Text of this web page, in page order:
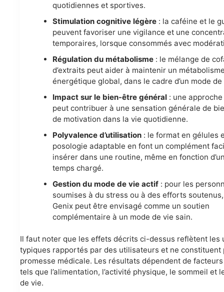
quotidiennes et sportives.
Stimulation cognitive légère : la caféine et le
peuvent favoriser une vigilance et une
temporaires, lorsque consommés avec
Régulation du métabolisme : le mélange de
d’extraits peut aider à maintenir un
énergétique global, dans le cadre d’un mode
Impact sur le bien-être général : une
peut contribuer à une sensation générale de
de motivation dans la vie quotidienne.
Polyvalence d’utilisation : le format en gélules
posologie adaptable en font un complément
insérer dans une routine, même en fonction
temps chargé.
Gestion du mode de vie actif : pour les
soumises à du stress ou à des efforts
Genix peut être envisagé comme un soutien
complémentaire à un mode de vie sain.
Il faut noter que les effets décrits ci-dessus reflètent les
typiques rapportés par des utilisateurs et ne constituent
promesse médicale. Les résultats dépendent de
tels que l’alimentation, l’activité physique, le sommeil et
de vie.